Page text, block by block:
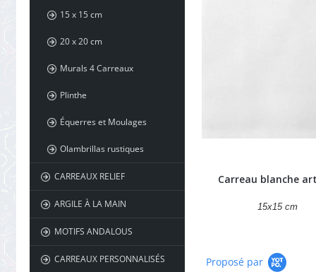
15 x 15 cm
20 x 20 cm
Murals 4 Carreaux
Plinthe
Équerres et Moulages
Olambrillas rustiques
CARREAUX RELIEF
ARGILE À LA MAIN
MOTIFS ANDALOUS
CARREAUX PERSONNALISÉS
Carreau blanche
15x15 cm
Proposé par